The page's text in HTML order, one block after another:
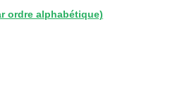
ordre alphabétique)